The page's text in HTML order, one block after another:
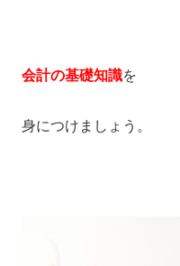
会計の基礎知識を
身につけましょう。